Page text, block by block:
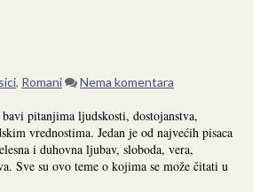
, Romani Nema komentara
pitanjima ljudskosti, dostojanstva,
vrednostima. Jedan je od najvećih pisaca
i duhovna ljubav, sloboda, vera,
Sve su ovo teme o kojima se može čitati u